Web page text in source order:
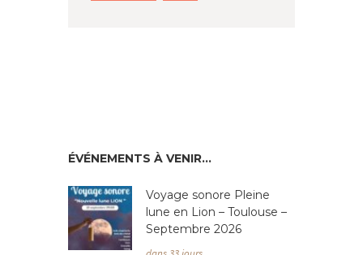
ÉVÉNEMENTS À VENIR…
Voyage sonore Pleine
lune en Lion – Toulouse –
Septembre 2026